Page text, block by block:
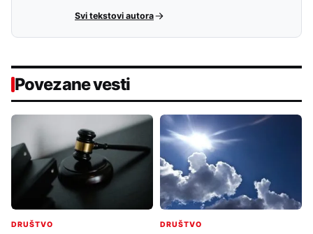
Svi tekstovi autora
Povezane vesti
DRUŠTVO DRUŠTVO